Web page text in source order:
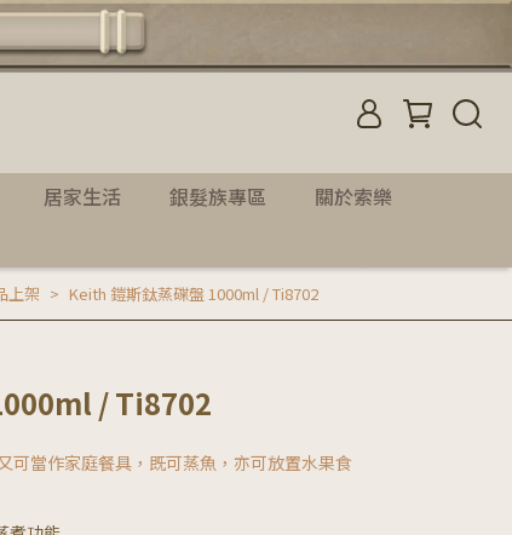
居家生活 銀髮族專區
關於索樂
上架 Keith 鎧斯鈦蒸碟盤 1000ml / Ti8702
/ Ti8702
可當作家庭餐具，既可蒸魚，亦可放置水果食